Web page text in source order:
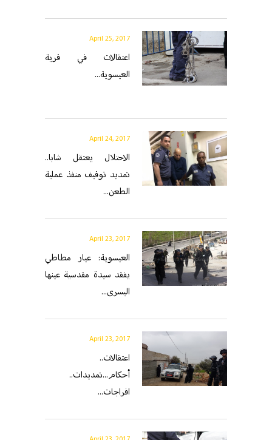
April 25, 2017
اعتقالات في قرية
العيسوية...
April 24, 2017
الاحتلال يعتقل شابا..
تمديد توقيف منفذ عملية
الطعن...
April 23, 2017
العيسوية: عيار مطاطي
يفقد سيدة مقدسية عينها
اليسرى...
April 23, 2017
اعتقالات..
أحكام...تمديدات..
افراجات...